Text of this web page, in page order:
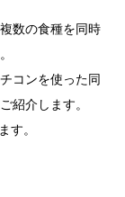
数の食種を同時
コンを使った同
紹介します。
す。